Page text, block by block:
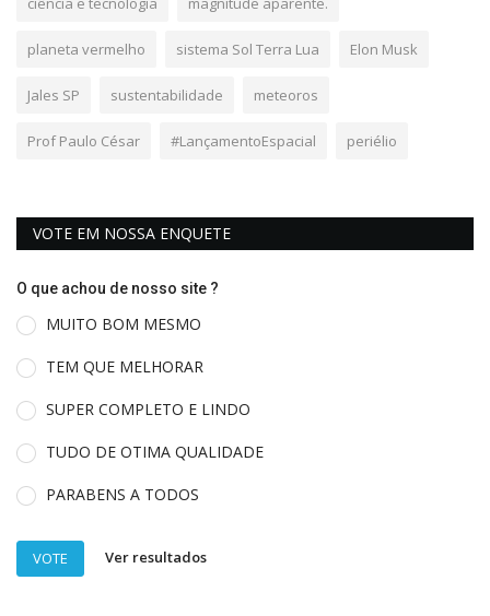
planeta vermelho sistema Sol Terra Lua Elon Musk
Jales SP sustentabilidade meteoros
Prof Paulo César #LançamentoEspacial periélio
VOTE EM NOSSA ENQUETE
O que achou de nosso site ?
MUITO BOM MESMO
TEM QUE MELHORAR
SUPER COMPLETO E LINDO
TUDO DE OTIMA QUALIDADE
PARABENS A TODOS
VOTE Ver resultados